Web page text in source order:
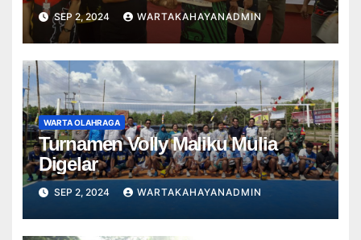
SEP 2, 2024 WARTAKAHAYANADMIN
WARTA OLAHRAGA
Turnamen Volly Maliku Mulia
Digelar
SEP 2, 2024 WARTAKAHAYANADMIN